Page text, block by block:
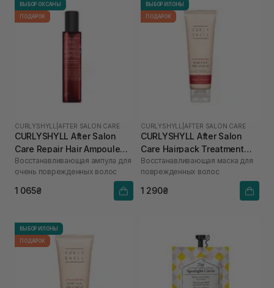
ВЫБОР ОКСАНЫ
ПОДАРОК
CURLYSHYLL AFTER SALON CARE
CURLYSHYLL After Salon
Care Repair Hair Ampoule
100 мл
Восстанавливающая ампула для
очень поврежденных волос
1 065₴
ВЫБОР ИЛОНЫ
ПОДАРОК
CURLYSHYLL AFTER SALON CARE
CURLYSHYLL After Salon
Care Hairpack Treatment
250 мл
Восстанавливающая маска для
поврежденных волос
1 290₴
ВЫБОР ИЛОНЫ
ПОДАРОК